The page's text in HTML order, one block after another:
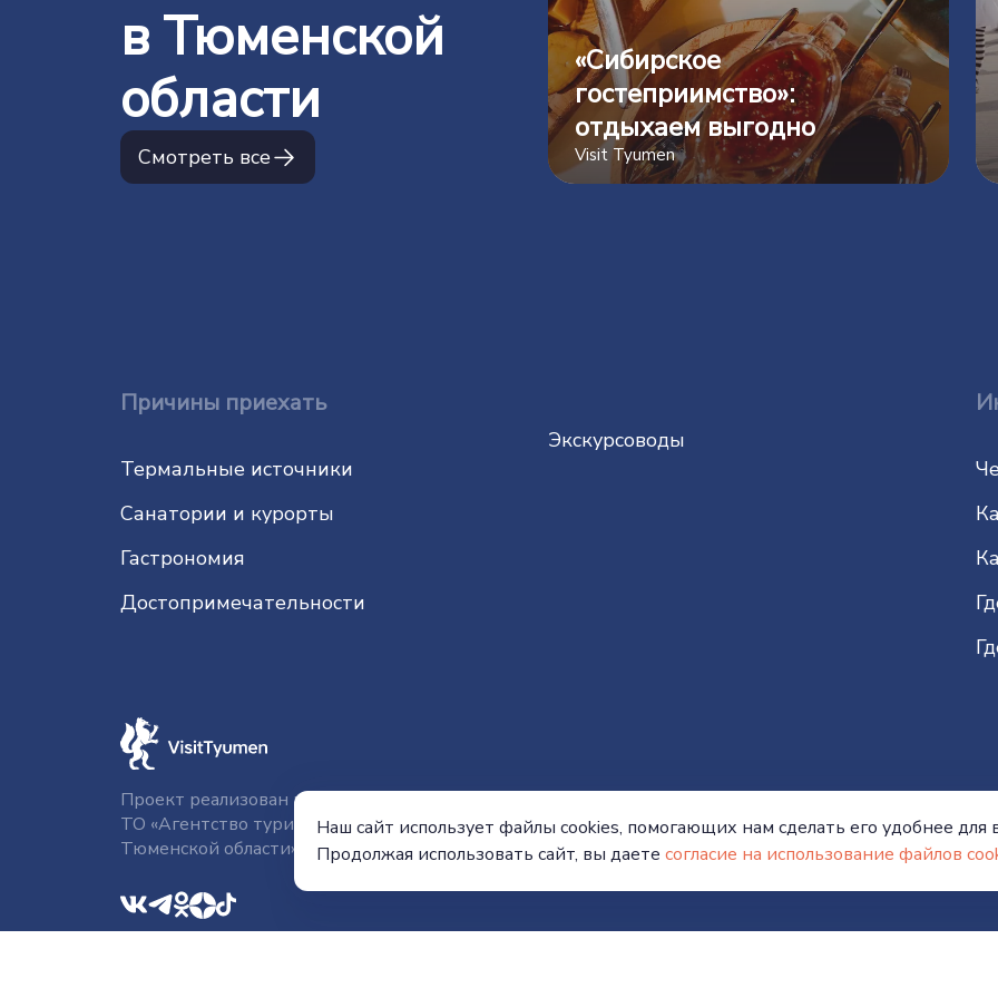
в Тюменской
области
Смотреть все
«Сибирское
гостеприимство»:
отдыхаем выгодно
Visit Tyumen
Причины приехать
Термальные источники
Санатории и курорты
Гастрономия
До­сто­при­ме­ча­тель­нос­ти
Экскурсоводы
Проект реализован при поддержке ГАУ
ТО «Агентство туризма и продвижения
Тюменской области»
Единый федеральный номер
поддержки туристов
8 800 302 34-72
Режим работы: с 10:00 до 19:00 по местному времени
Наш сайт использует файлы cookies, помогающих нам сделать его удобнее для
Продолжая использовать сайт, вы даете согласие на использование файлов